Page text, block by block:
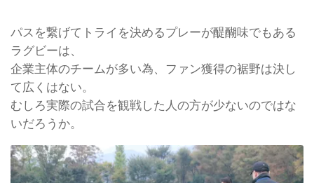
パスを繋げてトライを決めるプレーが醍醐味でもある
ラグビーは、
企業主体のチームが多い為、ファン獲得の裾野は決し
て広くはない。
むしろ実際の試合を観戦した人の方が少ないのではな
いだろうか。